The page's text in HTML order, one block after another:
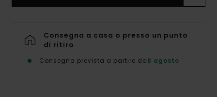
Consegna a casa o presso un punto
di ritiro
Consegna prevista a partire da8 agosto